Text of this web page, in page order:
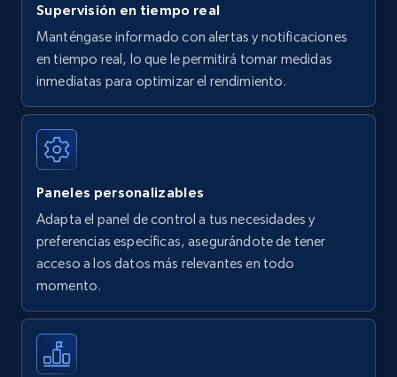
Amazon Reviews
URL, Product name, Product rating, Product
Author name, Asin, and more.
7.4K+ 870+
Walmart - products
Specifications, Image urls, Top reviews, and
more.
Supervisión en tiempo real
Manténgase informado con alertas y notificaciones
en tiempo real, lo que le permitirá tomar medidas
inmediatas para optimizar el rendimiento.
Paneles personalizables
Adapta el panel de control a tus necesidades y
preferencias específicas, asegurándote de tener
acceso a los datos más relevantes en todo
momento.